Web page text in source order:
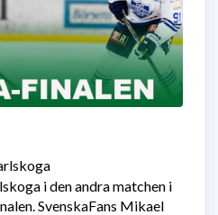
i den andra matchen i
SvenskaFans Mikael